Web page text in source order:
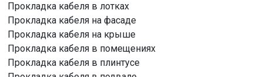
Прокладка кабеля в лотках
Прокладка кабеля на фасаде
Прокладка кабеля на крыше
Прокладка кабеля в помещениях
Прокладка кабеля в плинтусе